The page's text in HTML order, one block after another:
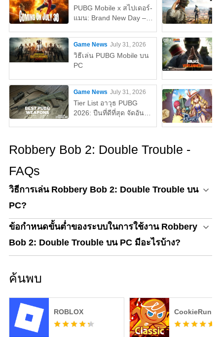
PUBG Mobile x สไปเดอร์-
แมน: Brand New Day –
Game News July 31, 2026
วิธีเล่น PUBG Mobile บน
PC
Game News July 31, 2026
Tier List อาวุธ PUBG
2026: ปืนที่ดีที่สุด จัดอันดับ
Robbery Bob 2: Double Trouble -
FAQs
วิธีการเล่น Robbery Bob 2: Double Trouble บน
PC?
ข้อกำหนดขั้นต่ำของระบบในการใช้งาน Robbery
Bob 2: Double Trouble บน PC มีอะไรบ้าง?
ค้นพบ
ROBLOX CookieRun